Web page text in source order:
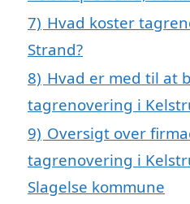
7) Hvad koster
Strand?
8) Hvad er med til at
tagrenovering i
9) Oversigt over
tagrenovering i
Slagelse kommune